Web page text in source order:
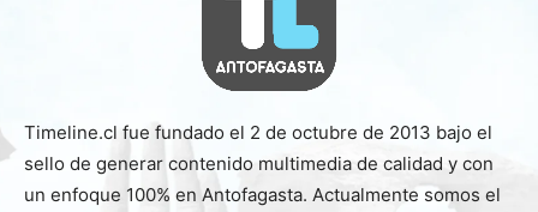
Timeline.cl fue fundado el 2 de octubre de 2013 bajo el
sello de generar contenido multimedia de calidad y con
un enfoque 100% en Antofagasta. Actualmente somos el